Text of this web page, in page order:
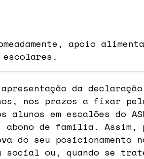
apoio
da
nos prazos a fixar
em escalões do
de família. Assim,
do seu
social ou, quando se